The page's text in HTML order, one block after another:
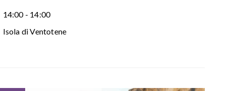
14:00 - 14:00
Isola di Ventotene